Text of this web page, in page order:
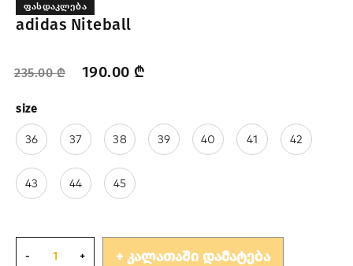
ᲤᲐᲡᲓᲐᲙᲚᲔᲑᲐ
adidas Niteball
235.00₾ 190.00 ₾
size
36 37 38 39 40 41 42
43 44 45
ᲙᲐᲚᲐᲗᲐᲨᲘ ᲓᲐᲛᲐᲢᲔᲑᲐ